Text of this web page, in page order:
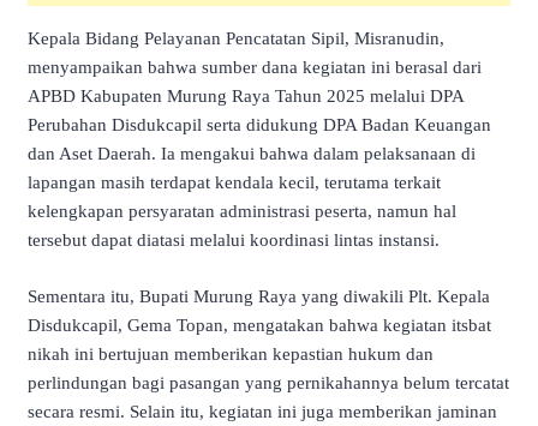
Kepala Bidang Pelayanan Pencatatan Sipil, Misranudin,
menyampaikan bahwa sumber dana kegiatan ini berasal dari
APBD Kabupaten Murung Raya Tahun 2025 melalui DPA
Perubahan Disdukcapil serta didukung DPA Badan Keuangan
dan Aset Daerah. Ia mengakui bahwa dalam pelaksanaan di
lapangan masih terdapat kendala kecil, terutama terkait
kelengkapan persyaratan administrasi peserta, namun hal
tersebut dapat diatasi melalui koordinasi lintas instansi.
Sementara itu, Bupati Murung Raya yang diwakili Plt. Kepala
Disdukcapil, Gema Topan, mengatakan bahwa kegiatan itsbat
nikah ini bertujuan memberikan kepastian hukum dan
perlindungan bagi pasangan yang pernikahannya belum tercatat
secara resmi. Selain itu, kegiatan ini juga memberikan jaminan